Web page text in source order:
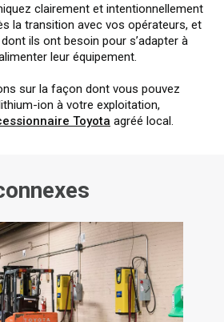
clairement et intentionnellement
la transition avec vos opérateurs, et
ils ont besoin pour s’adapter à
leur équipement.
sur la façon dont vous pouvez
ion à votre exploitation,
Toyota agréé local.